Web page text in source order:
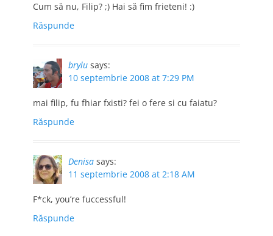
Cum să nu, Filip? ;) Hai să fim frieteni! :)
Răspunde
brylu says:
10 septembrie 2008 at 7:29 PM
mai filip, fu fhiar fxisti? fei o fere si cu faiatu?
Răspunde
Denisa says:
11 septembrie 2008 at 2:18 AM
F*ck, you’re fuccessful!
Răspunde